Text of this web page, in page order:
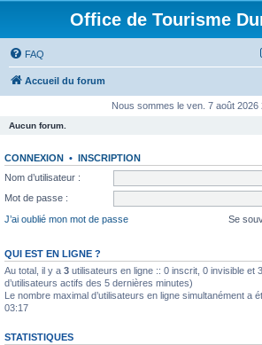
Office de Tourisme
FAQ
Accueil du forum
Nous sommes le ven. 7 août 2026
Aucun forum.
CONNEXION • INSCRIPTION
Nom d’utilisateur :
Mot de passe :
J’ai oublié mon mot de passe
Se
QUI EST EN LIGNE ?
Au total, il y a 3 utilisateurs en ligne :: 0 inscrit, 0 invisible et
d’utilisateurs actifs des 5 dernières minutes)
Le nombre maximal d’utilisateurs en ligne simultanément a
03:17
STATISTIQUES